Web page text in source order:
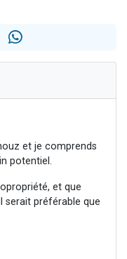
son Maasser
don pour Tsédaka : pauvres d'Israel
et je comprends
potentiel.
et que
serait préférable que